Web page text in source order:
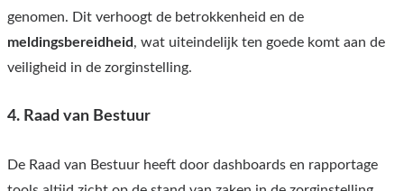
genomen. Dit verhoogt de betrokkenheid en de
meldingsbereidheid, wat uiteindelijk ten goede komt aan de
veiligheid in de zorginstelling.
4. Raad van Bestuur
De Raad van Bestuur heeft door dashboards en rapportage